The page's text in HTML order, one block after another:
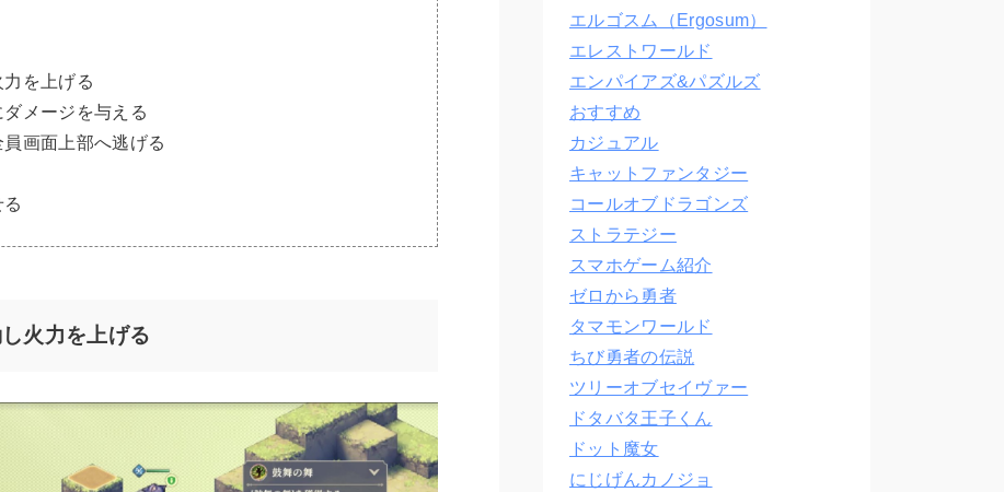
を上げる
メージを与える
画面上部へ逃げる
火力を上げる
エルゴスム（Ergosum）
エレストワールド
エンパイアズ&パズルズ
おすすめ
カジュアル
キャットファンタジー
コールオブドラゴンズ
ストラテジー
スマホゲーム紹介
ゼロから勇者
タマモンワールド
ちび勇者の伝説
ツリーオブセイヴァー
ドタバタ王子くん
ドット魔女
にじげんカノジョ